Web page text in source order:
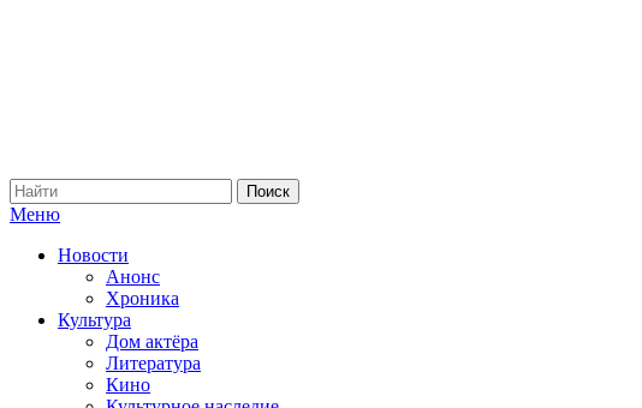
Меню
Новости
Анонс
Хроника
Культура
Дом актёра
Литература
Кино